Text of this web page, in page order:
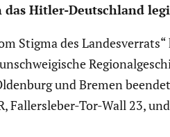
das Hitler-Deutsch­land
Stigma des
und Bremen
Fallers­leber-Tor-Wall 23,